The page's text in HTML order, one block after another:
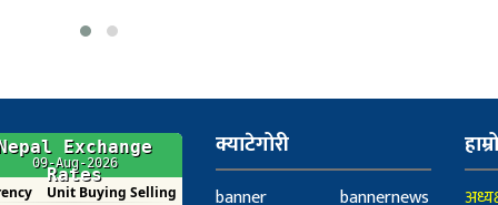
क्याटेगोरी
banner
bannernews